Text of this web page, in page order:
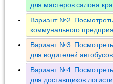
для мастеров салона
Вариант №2.
коммунального
Вариант №3.
для водителей автобусов
Вариант №4.
для доставщиков